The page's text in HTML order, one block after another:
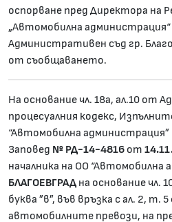
оспорване пред Директора на
„Автомобилна администрация“
Административен съд гр.
от съобщаването.
На основание чл. 18а, ал.10 от
процесуалния кодекс,
“Автомобилна администрация”
Заповед № РД-14-4816 от
началника на ОО “Автомобилна
БЛАГОЕВГРАД на основание чл.
буква ”в”, във връзка с ал. 2, т.
автомобилните превози, на